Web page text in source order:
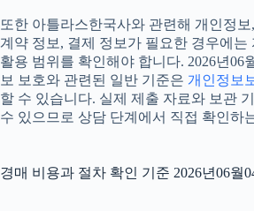
또한 아틀라스한국사와 관련해 개인정
계약 정보, 결제 정보가 필요한 경우에는
활용 범위를 확인해야 합니다. 2026년06
보 보호와 관련된 일반 기준은 개인정보
할 수 있습니다. 실제 제출 자료와 보관
수 있으므로 상담 단계에서 직접 확인하
경매 비용과 절차 확인 기준 2026년06월